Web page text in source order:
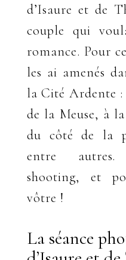
d’Isaure et de
couple qui
romance. Pour
les ai amenés
la Cité Ardente :
de la Meuse, à
du côté de la
entre
shooting, et
vôtre !
La séance